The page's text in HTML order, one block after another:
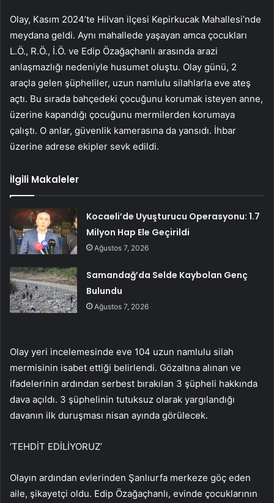
Olay, Kasım 2024’te Hilvan ilçesi Kepirkucak Mahallesi’nde
meydana geldi. Aynı mahallede yaşayan amca çocukları
L.Ö., R.Ö., İ.Ö. ve Edip Özağaçhanlı arasında arazi
anlaşmazlığı nedeniyle husumet oluştu. Olay günü, 2
araçla gelen şüpheliler, uzun namlulu silahlarla eve ateş
açtı. Bu sırada bahçedeki çocuğunu korumak isteyen anne,
üzerine kapandığı çocuğunu mermilerden korumaya
çalıştı. O anlar, güvenlik kamerasına da yansıdı. İhbar
üzerine adrese ekipler sevk edildi.
İlgili Makaleler
Kocaeli’de Uyuşturucu Operasyonu: 1.7
Milyon Hap Ele Geçirildi
Ağustos 7, 2026
Samandağ’da Selde Kaybolan Genç
Bulundu
Ağustos 7, 2026
Olay yeri incelemesinde eve 104 uzun namlulu silah
mermisinin isabet ettiği belirlendi. Gözaltına alınan ve
ifadelerinin ardından serbest bırakılan 3 şüpheli hakkında
dava açıldı. 3 şüphelinin tutuksuz olarak yargılandığı
davanın ilk duruşması nisan ayında görülecek.
‘TEHDİT EDİLİYORUZ’
Olayın ardından evlerinden Şanlıurfa merkeze göç eden
aile, şikayetçi oldu. Edip Özağaçhanlı, evinde çocuklarının